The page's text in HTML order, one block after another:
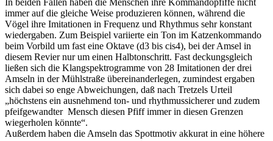
In beiden Fällen haben die Menschen ihre Kommandopfiffe nicht
immer auf die gleiche Weise produzieren können, während die
Vögel ihre Imitationen in Frequenz und Rhythmus sehr konstant
wiedergaben. Zum Beispiel variierte ein Ton im Katzenkommando
beim Vorbild um fast eine Oktave (d3 bis cis4), bei der Amsel in
diesem Revier nur um einen Halbtonschritt. Fast deckungsgleich
ließen sich die Klangspektrogramme von 28 Imitationen der drei
Amseln in der Mühlstraße übereinanderlegen, zumindest ergaben
sich dabei so enge Abweichungen, daß nach Tretzels Urteil
„höchstens ein ausnehmend ton- und rhythmussicherer und zudem
pfeifgewandter Mensch diesen Pfiff immer in diesen Grenzen
wiegerholen könnte“.
Außerdem haben die Amseln das Spottmotiv akkurat in eine höhere